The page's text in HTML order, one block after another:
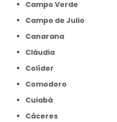
Campo Verde
Campo de Julio
Canarana
Cláudia
Colíder
Comodoro
Cuiabá
Cáceres